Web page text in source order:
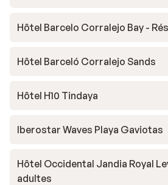
Hôtel Barcelo Corralejo Bay -
Hôtel Barceló Corralejo Sands
Hôtel H10 Tindaya
Iberostar Waves Playa Gaviotas
Hôtel Occidental Jandia Royal
adultes